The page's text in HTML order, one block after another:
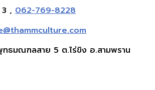
, 062-769-8228
ธมณฑลสาย 5 ต.ไร่ขิง อ.สามพราน